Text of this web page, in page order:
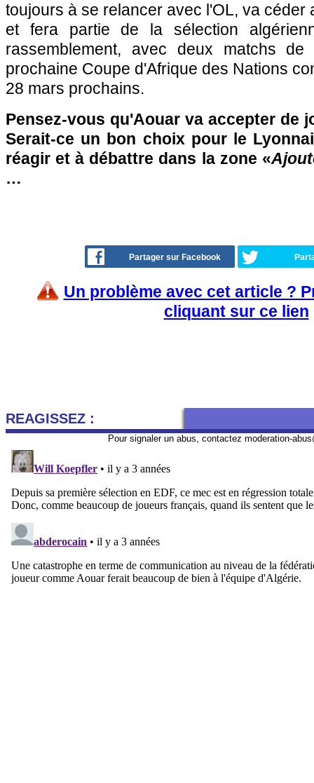
toujours à se relancer avec l'OL, va céder
et fera partie de la sélection
rassemblement, avec deux matchs
prochaine Coupe d'Afrique des Nations
28 mars prochains.
Pensez-vous qu'Aouar va accepter de
Serait-ce un bon choix pour le
réagir et à débattre dans la zone «
…
Partager sur Facebook
Un problème avec cet article ?
cliquant sur ce lien
REAGISSEZ :
Pour signaler un abus, contactez moderation-